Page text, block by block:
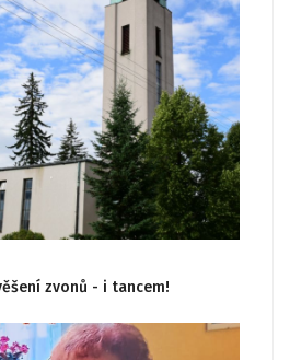
zvonů - i tancem!